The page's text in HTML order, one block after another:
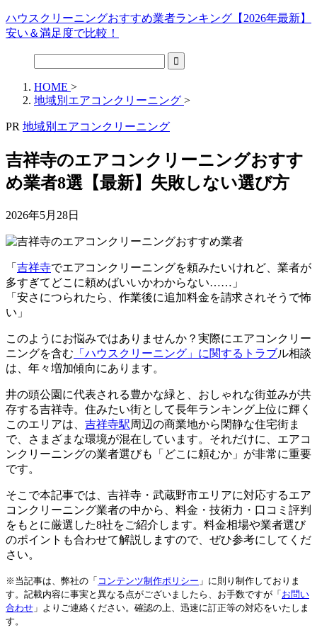
ハウスクリーニングおすすめ業者ランキング【2026年最新】
安い＆満足度で比較！
HOME >
地域別エアコンクリーニング >
PR 地域別エアコンクリーニング
吉祥寺のエアコンクリーニングおすす
め業者8選【最新】失敗しない選び方
2026年5月28日
「 吉祥寺でエアコンクリーニングを頼みたいけれど、業者が
多すぎてどこに頼めばいいかわからない……」
「安さにつられたら、作業後に追加料金を請求されそうで怖
い」
このようにお悩みではありませんか？実際にエアコンクリー
ニングを含む 「ハウスクリーニング」に関するトラブル相談
は、年々増加傾向にあります。
井の頭公園に代表される豊かな緑と、おしゃれな街並みが共
存する吉祥寺。住みたい街として長年ランキング上位に輝く
このエリアは、 吉祥寺駅周辺の商業地から閑静な住宅街ま
で、さまざまな環境が混在しています。それだけに、エアコ
ンクリーニングの業者選びも「どこに頼むか」が非常に重要
です。
そこで本記事では、吉祥寺・武蔵野市エリアに対応するエア
コンクリーニング業者の中から、料金・技術力・口コミ評判
をもとに厳選した8社をご紹介します。料金相場や業者選び
のポイントも合わせて解説しますので、ぜひ参考にしてくだ
さい。
※当記事は、弊社の「 コンテンツ制作ポリシー 」に則り制作しておりま
す。記載内容に事実と異なる点がございましたら、お手数ですが「 お問い
合わせ 」よりご連絡ください。確認の上、迅速に訂正等の対応をいたしま
す。